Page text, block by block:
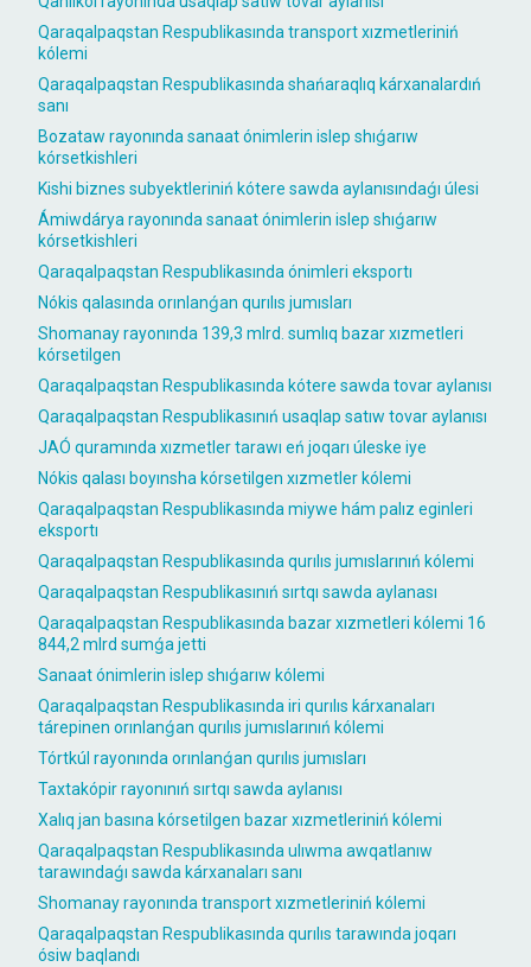
Qaraqalpaqstan Respublikasında transport xızmetleriniń
kólemi
Qaraqalpaqstan Respublikasında shańaraqlıq kárxanalardıń
sanı
Bozataw rayonında sanaat ónimlerin islep shıǵarıw
kórsetkishleri
Kishi biznes subyektleriniń kótere sawda aylanısındaǵı úlesi
Ámiwdárya rayonında sanaat ónimlerin islep shıǵarıw
kórsetkishleri
Qaraqalpaqstan Respublikasında ónimleri eksportı
Nókis qalasında orınlanǵan qurılıs jumısları
Shomanay rayonında 139,3 mlrd. sumlıq bazar xızmetleri
kórsetilgen
Qaraqalpaqstan Respublikasında kótere sawda tovar aylanısı
Qaraqalpaqstan Respublikasınıń usaqlap satıw tovar aylanısı
JAÓ quramında xızmetler tarawı eń joqarı úleske iye
Nókis qalası boyınsha kórsetilgen xızmetler kólemi
Qaraqalpaqstan Respublikasında miywe hám palız eginleri
eksportı
Qaraqalpaqstan Respublikasında qurılıs jumıslarınıń kólemi
Qaraqalpaqstan Respublikasınıń sırtqı sawda aylanası
Qaraqalpaqstan Respublikasında bazar xızmetleri kólemi 16
844,2 mlrd sumǵa jetti
Sanaat ónimlerin islep shıǵarıw kólemi
Qaraqalpaqstan Respublikasında iri qurılıs kárxanaları
tárepinen orınlanǵan qurılıs jumıslarınıń kólemi
Tórtkúl rayonında orınlanǵan qurılıs jumısları
Taxtakópir rayonınıń sırtqı sawda aylanısı
Xalıq jan basına kórsetilgen bazar xızmetleriniń kólemi
Qaraqalpaqstan Respublikasında ulıwma awqatlanıw
tarawındaǵı sawda kárxanaları sanı
Shomanay rayonında transport xızmetleriniń kólemi
Qaraqalpaqstan Respublikasında qurılıs tarawında joqarı
ósiw baqlandı